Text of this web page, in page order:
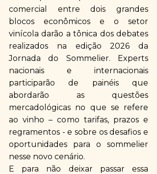
comercial entre dois grandes
blocos econômicos e o setor
vinícola darão a tônica dos debates
realizados na edição 2026 da
Jornada do Sommelier. Experts
nacionais e internacionais
participarão de painéis que
abordarão as questões
mercadológicas no que se refere
ao vinho – como tarifas, prazos e
regramentos - e sobre os desafios e
oportunidades para o sommelier
nesse novo cenário.
E para não deixar passar essa